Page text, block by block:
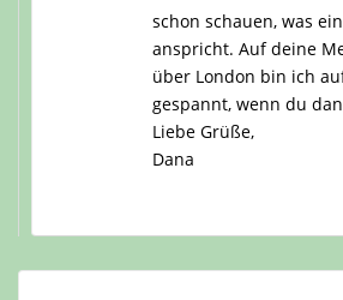
schon schauen, was
anspricht. Auf deine
über London bin ich
gespannt, wenn du
Liebe Grüße,
Dana